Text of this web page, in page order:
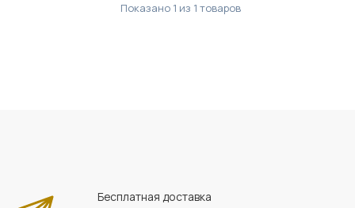
Показано 1 из 1 товаров
Бесплатная доставка